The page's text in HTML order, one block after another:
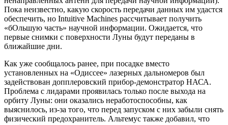
Пока неизвестно, какую скорость передачи данных им удастся
обеспечить, но Intuitive Machines рассчитывает получить
«бОльшую часть» научной информации. Ожидается, что
первые снимки с поверхности Луны будут переданы в
ближайшие дни.
Как уже сообщалось ранее, при посадке вместо
установленных на «Одиссее» лазерных дальномеров был
задействован допплеровский прибор-демонстратор НАСА.
Проблема с лидарами проявилась только после выхода на
орбиту Луны: они оказались неработоспособны, как
выяснилось, из-за того, что перед запуском с них забыли снять
физический предохранитель. Альтемус также добавил, что